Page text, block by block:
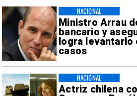
Ministro Arrau
bancario y
logra levantarlo
casos
NACIONAL
Actriz chilena
NACIONAL